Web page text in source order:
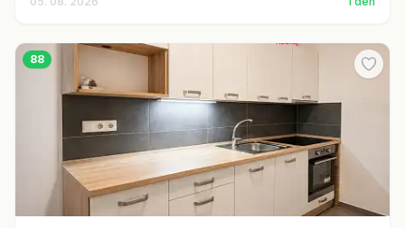
88